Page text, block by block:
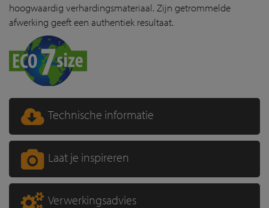
hoogwaardig verhardingsmateriaal. Zijn getrommelde
afwerking geeft een authentiek resultaat.
Technische informatie
Laat je inspireren
Verwerkingsadvies